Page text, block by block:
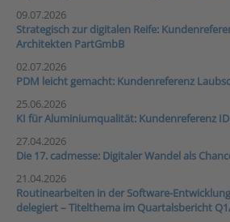
09.07.2026
Strategisch zur digitalen Reife:
Architekten PartGmbB
02.07.2026
PDM leicht gemacht: Kundenreferenz
25.06.2026
KI für Aluminiumqualität: Kundenreferenz
27.04.2026
Die 17. cadmesse: Digitaler Wandel als
21.04.2026
Routinearbeiten in der Software-
delegiert – Titelthema im Quartalsbericht